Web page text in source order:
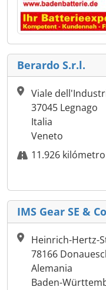
Berardo S.r.l.
Viale
37045 Legnago
Italia
Veneto
11.926 kilómetro
IMS Gear SE &
Heinrich-Hertz-
78166
Alemania
Baden-